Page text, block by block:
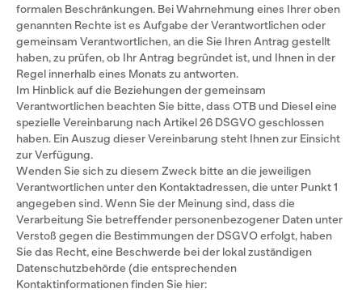
formalen Beschränkungen. Bei Wahrnehmung eines Ihrer oben
genannten Rechte ist es Aufgabe der Verantwortlichen oder
gemeinsam Verantwortlichen, an die Sie Ihren Antrag gestellt
haben, zu prüfen, ob Ihr Antrag begründet ist, und Ihnen in der
Regel innerhalb eines Monats zu antworten.
Im Hinblick auf die Beziehungen der gemeinsam
Verantwortlichen beachten Sie bitte, dass OTB und Diesel eine
spezielle Vereinbarung nach Artikel 26 DSGVO geschlossen
haben. Ein Auszug dieser Vereinbarung steht Ihnen zur Einsicht
zur Verfügung.
Wenden Sie sich zu diesem Zweck bitte an die jeweiligen
Verantwortlichen unter den Kontaktadressen, die unter Punkt 1
angegeben sind. Wenn Sie der Meinung sind, dass die
Verarbeitung Sie betreffender personenbezogener Daten unter
Verstoß gegen die Bestimmungen der DSGVO erfolgt, haben
Sie das Recht, eine Beschwerde bei der lokal zuständigen
Datenschutzbehörde (die entsprechenden
Kontaktinformationen finden Sie hier: